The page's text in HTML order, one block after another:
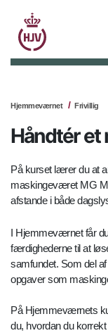
Hjemmeværnet Frivillig
Håndtér
På kurset lærer du at
maskingeværet MG
afstande i både
I Hjemmeværnet får
færdighederne til at
samfundet. Som del
opgaver som
På Hjemmeværnets
du, hvordan du